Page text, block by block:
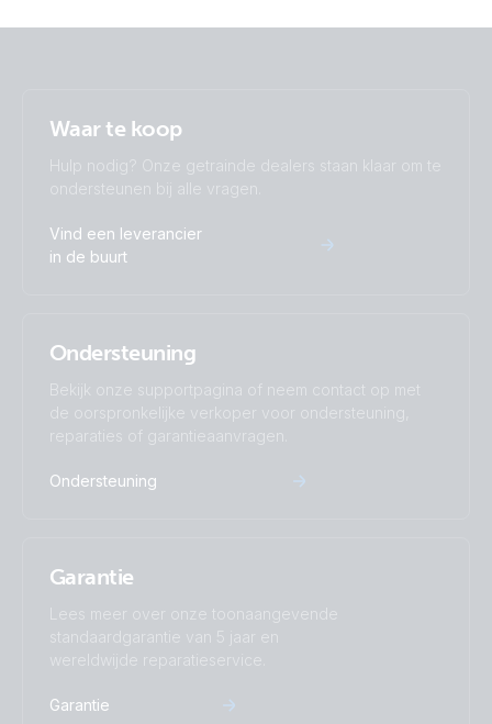
Waar te koop
Hulp nodig? Onze getrainde dealers staan klaar om te
ondersteunen bij alle vragen.
Vind een leverancier
in de buurt
Ondersteuning
Bekijk onze supportpagina of neem contact op met
de oorspronkelijke verkoper voor ondersteuning,
reparaties of garantieaanvragen.
Ondersteuning
Garantie
Lees meer over onze toonaangevende
standaardgarantie van 5 jaar en
wereldwijde reparatieservice.
Garantie